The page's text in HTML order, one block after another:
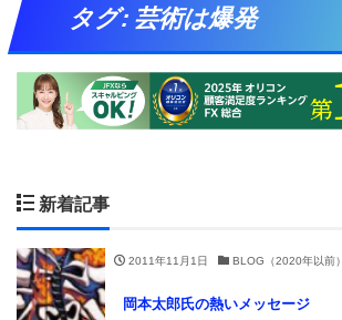
タグ:芸術は爆発
新着記事
2011年11月1日 BLOG（2020年以前）
岡本太郎氏の熱いメッセージ